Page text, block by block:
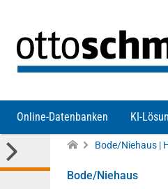
Online-Datenbanken KI-
Bode/Niehaus |
Bode/Niehaus